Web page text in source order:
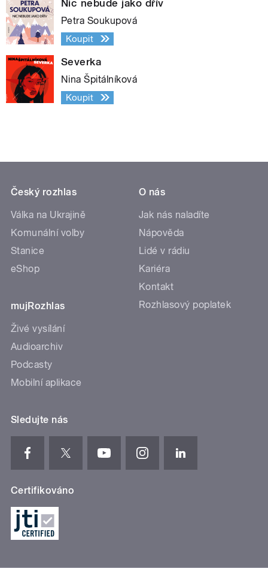
Nic nebude jako dřív
Petra Soukupová
Koupit
Severka
Nina Špitálníková
Koupit
Český rozhlas
Válka na Ukrajině
Komunální volby
Stanice
eShop
mujRozhlas
Živé vysílání
Audioarchiv
Podcasty
Mobilní aplikace
O nás
Jak nás naladíte
Nápověda
Lidé v rádiu
Kariéra
Kontakt
Rozhlasový poplatek
Sledujte nás
Certifikováno